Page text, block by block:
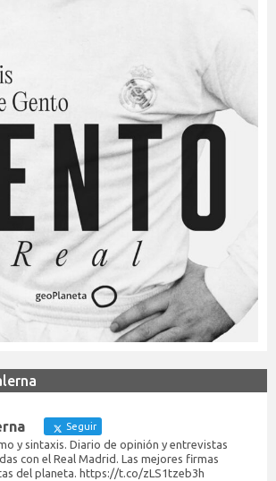
Seguir
y sintaxis. Diario de opinión y entrevistas
con el Real Madrid. Las mejores firmas
del planeta. https://t.co/zLS1tzeb3h